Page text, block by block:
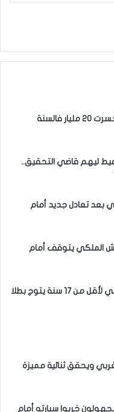
أيت منا: “الوداد اليوم عايشة بسبابي وخسرت 20 مليار فالسنة
عيط ليهم قاضي التحقيق..
بعد تعادل جديد أمام
الملكي يتوقف أمام
على عرش شمال إفريقيا: المنتخب الوطني لأقل من 17 سنة يتوج بطلا
ويحقق ثنائية مميزة
خربوا سيارته أمام